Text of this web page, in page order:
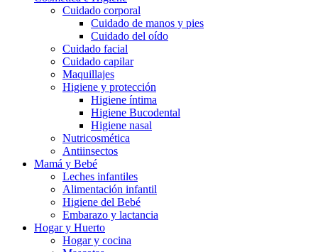
Cuidado corporal
Cuidado de manos y pies
Cuidado del oído
Cuidado facial
Cuidado capilar
Maquillajes
Higiene y protección
Higiene íntima
Higiene Bucodental
Higiene nasal
Nutricosmética
Antiinsectos
Mamá y Bebé
Leches infantiles
Alimentación infantil
Higiene del Bebé
Embarazo y lactancia
Hogar y Huerto
Hogar y cocina